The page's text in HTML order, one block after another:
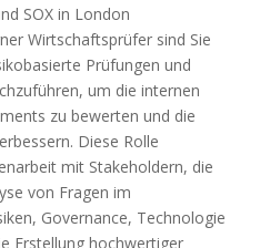
SOX in London
Wirtschaftsprüfer sind Sie
Prüfungen und
um die internen
zu bewerten und die
Diese Rolle
mit Stakeholdern, die
von Fragen im
Governance, Technologie
Erstellung hochwertiger